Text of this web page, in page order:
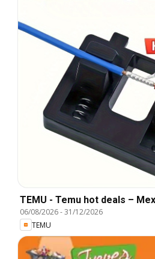
TEMU - Temu hot deals –
06/08/2026-31/12/2026
TEMU